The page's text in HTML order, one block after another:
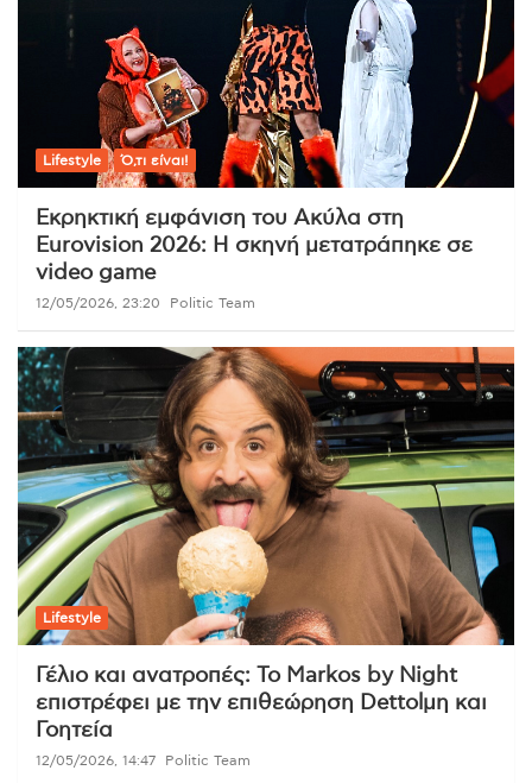
Lifestyle Ό,τι είναι!
Εκρηκτική εμφάνιση του Ακύλα στη
Eurovision 2026: Η σκηνή μετατράπηκε σε
video game
12/05/2026, 23:20 Politic Team
Lifestyle
Γέλιο και ανατροπές: Το Markos by Night
επιστρέφει με την επιθεώρηση Dettolμη και
Γοητεία
12/05/2026, 14:47 Politic Team